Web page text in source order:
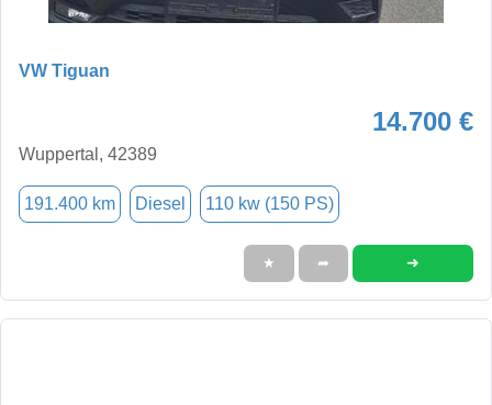
VW Tiguan
14.700 €
Wuppertal, 42389
191.400 km Diesel 110 kw (150 PS)
★ ➦ ➜